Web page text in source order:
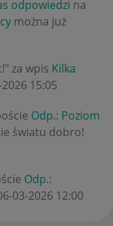
odpowiedzi na
można już
za wpis Kilka
15:05
Odp.: Poziom
światu dobro!
Odp.:
03-2026 12:00